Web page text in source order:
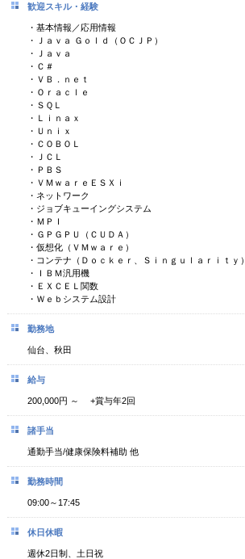
歓迎スキル・経験
・基本情報／応用情報
・Ｊａｖａ Ｇｏｌｄ（ＯＣＪＰ）
・Ｊａｖａ
・Ｃ＃
・ＶＢ．ｎｅｔ
・Ｏｒａｃｌｅ
・ＳＱＬ
・Ｌｉｎａｘ
・Ｕｎｉｘ
・ＣＯＢＯＬ
・ＪＣＬ
・ＰＢＳ
・ＶＭｗａｒｅＥＳＸｉ
・ネットワーク
・ジョブキューイングシステム
・ＭＰＩ
・ＧＰＧＰＵ（ＣＵＤＡ）
・仮想化（ＶＭｗａｒｅ）
・コンテナ（Ｄｏｃｋｅｒ、Ｓｉｎｇｕｌａｒｉｔｙ）
・ＩＢＭ汎用機
・ＥＸＣＥＬ関数
・Ｗｅｂシステム設計
勤務地
仙台、秋田
給与
200,000円 ～ +賞与年2回
諸手当
通勤手当/健康保険料補助 他
勤務時間
09:00～17:45
休日休暇
週休2日制、土日祝